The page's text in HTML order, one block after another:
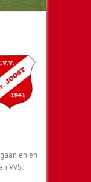
en en
VVS.